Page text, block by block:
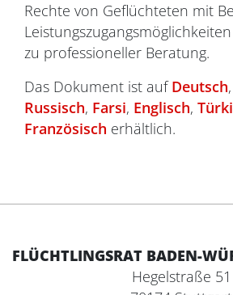
Rechte von Geflüchteten mit
zu professioneller Beratung.
Das Dokument ist aufDeutsch,
Russisch, Farsi, Englisch,
Französisch erhältlich.
FLÜCHTLINGSRAT BADEN-
Hegelstraße 51